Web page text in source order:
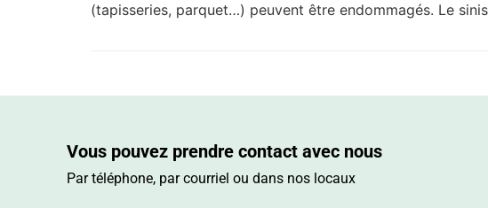
(tapisseries, parquet…) peuvent être endommagés. Le
Vous pouvez prendre contact avec nous
Par téléphone, par courriel ou dans nos locaux